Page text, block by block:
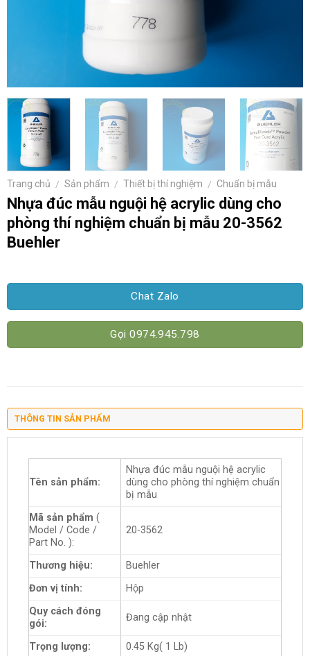
Trang chủ / Sản phẩm / Thiết bị thí nghiệm / Chuẩn bị mẫu
Nhựa đúc mẫu nguội hệ acrylic dùng cho
phòng thí nghiệm chuẩn bị mẫu 20-3562
Buehler
Chat Zalo
Gọi 0974.945.798
THÔNG TIN SẢN PHẨM
Tên sản phẩm:
Nhựa đúc mẫu nguội hệ acrylic
dùng cho phòng thí nghiệm chuẩn
bị mẫu
Mã sản phẩm (
Model / Code /
Part No. ):
20-3562
Thương hiệu:
Buehler
Đơn vị tính:
Hộp
Quy cách đóng
gói:
Đang cập nhật
Trọng lượng:
0.45 Kg( 1 Lb)